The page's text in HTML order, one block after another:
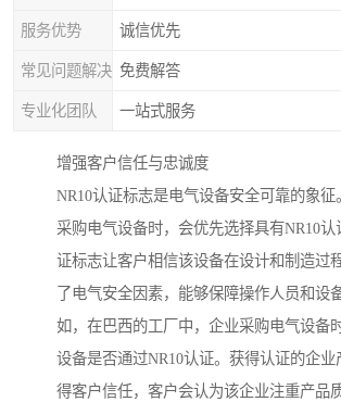
服务优势 诚信优先
常见问题解决 免费解答
专业化团队 一站式服务
增强客户信任与忠诚度
NR10认证标志是电气设备安全可靠的象征
采购电气设备时，会优先选择具有NR10认
证标志让客户相信该设备在设计和制造过
了电气安全因素，能够保障操作人员和设
如，在巴西的工厂中，企业采购电气设备
设备是否通过NR10认证。获得认证的企业
得客户信任，客户会认为该企业注重产品